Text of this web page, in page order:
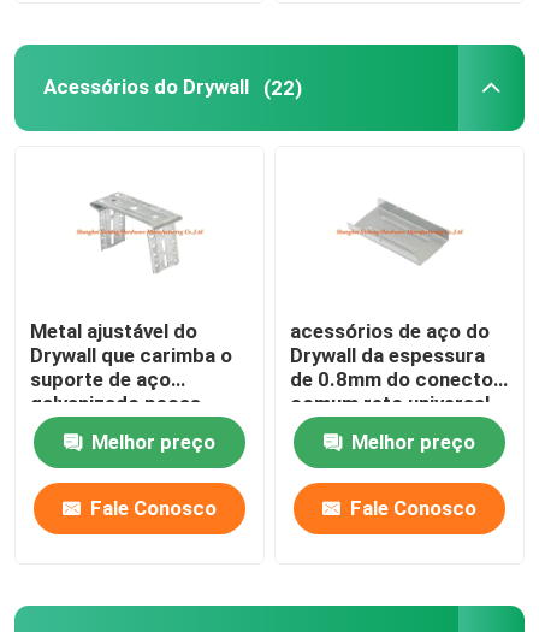
Acessórios do Drywall (22)
Metal ajustável do
Drywall que carimba o
suporte de aço
galvanizado peças
Melhor preço
Fale Conosco
acessórios de aço do
Drywall da espessura
de 0.8mm do conector
comum reto universal
do perfil
Melhor preço
Fale Conosco